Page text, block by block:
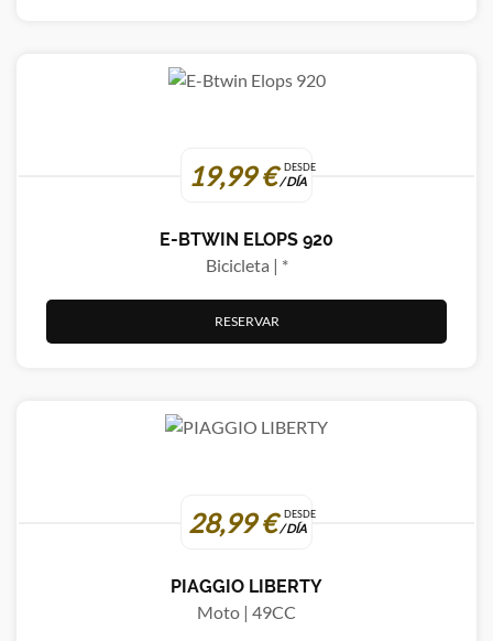
19,99 € DESDE
/ DÍA
E-BTWIN ELOPS 920
Bicicleta | *
RESERVAR
28,99 € DESDE
/ DÍA
PIAGGIO LIBERTY
Moto | 49CC